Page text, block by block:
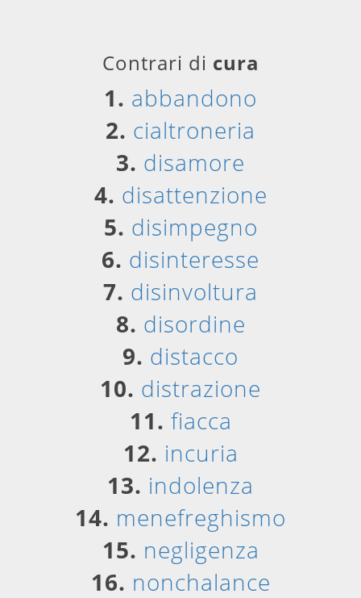
Contrari di cura
1. abbandono
2. cialtroneria
3. disamore
4. disattenzione
5. disimpegno
6. disinteresse
7. disinvoltura
8. disordine
9. distacco
10. distrazione
11. fiacca
12. incuria
13. indolenza
14. menefreghismo
15. negligenza
16. nonchalance